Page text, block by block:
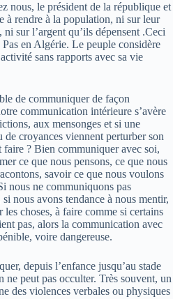
nous, le président de la république et
à rendre à la population, ni sur leur
sur l’argent qu’ils dépensent .Ceci
en Algérie. Le peuple considère
sans rapports avec sa vie
de communiquer de façon
communication intérieure s’avère
aux mensonges et si une
croyances viennent perturber son
? Bien communiquer avec soi,
ce que nous pensons, ce que nous
savoir ce que nous voulons
nous ne communiquons pas
nous avons tendance à nous mentir,
choses, à faire comme si certains
pas, alors la communication avec
voire dangereuse.
depuis l’enfance jusqu’au stade
ne peut pas occulter. Très souvent, un
des violences verbales ou physiques